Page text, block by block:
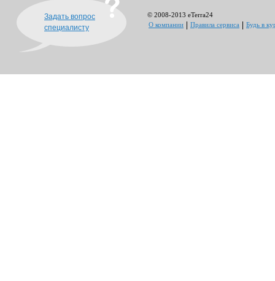
Задать вопрос
специалисту
© 2008-2013 eTerra24
О компании
Правила сервиса Будь в